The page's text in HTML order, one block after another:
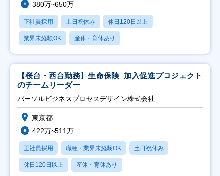
380万~650万
正社員採用 土日祝休み 休日120日以上
業界未経験OK 産休・育休あり
【桜台・西台勤務】生命保険_加入促進プロジェクト
のチームリーダー
パーソルビジネスプロセスデザイン株式会社
東京都
422万~511万
正社員採用 職種・業界未経験OK 土日祝休み
休日120日以上 産休・育休あり